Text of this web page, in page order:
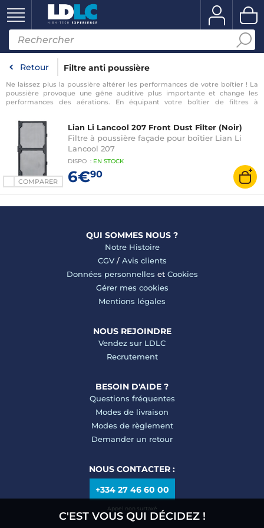
Retour Filtre anti poussière
Ne laissez plus la poussière altérer les performances de votre boîtier ! La
poussière provoque une gêne auditive plus importante et change les
performances des aérations. En équipant votre boîtier de filtres à
épargnés et vous profiterez pleinement de votre ordinateur.
COMPARER
Lian Li Lancool 207 Front Dust Filter (Noir)
Filtre à poussière façade pour boîtier Lian Li
Lancool 207
DISPO : EN STOCK
6€90
QUI SOMMES NOUS ?
Notre Histoire
CGV/ Avis clients
Données personnelles et Cookies
Gérer mes cookies
Mentions légales
NOUS REJOINDRE
Vendez sur LDLC
Recrutement
BESOIN D'AIDE ?
Questions fréquentes
Modes de livraison
Modes de règlement
Demander un retour
NOUS CONTACTER :
+334 27 46 60 00
Appel non surtaxé
C'EST VOUS QUI DÉCIDEZ !